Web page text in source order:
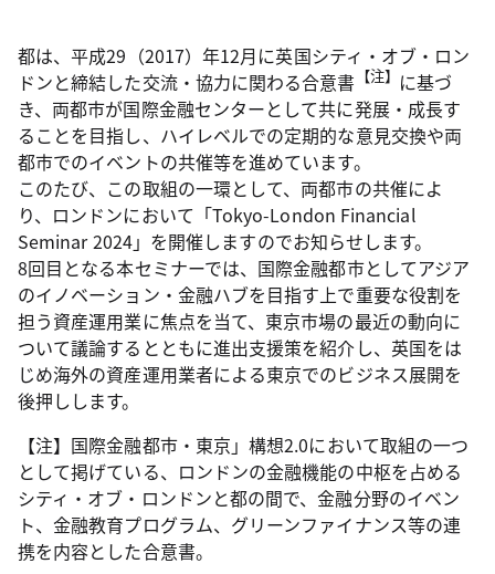
都は、平成29（2017）年12月に英国シティ・オブ・ロン
ドンと締結した交流・協力に関わる合意書 【注】 に基づ
き、両都市が国際金融センターとして共に発展・成長す
ることを目指し、ハイレベルでの定期的な意見交換や両
都市でのイベントの共催等を進めています。
このたび、この取組の一環として、両都市の共催によ
り、ロンドンにおいて「Tokyo-London Financial
Seminar 2024」を開催しますのでお知らせします。
8回目となる本セミナーでは、国際金融都市としてアジア
のイノベーション・金融ハブを目指す上で重要な役割を
担う資産運用業に焦点を当て、東京市場の最近の動向に
ついて議論するとともに進出支援策を紹介し、英国をは
じめ海外の資産運用業者による東京でのビジネス展開を
後押しします。
【注】国際金融都市・東京」構想2.0において取組の一つ
として掲げている、ロンドンの金融機能の中枢を占める
シティ・オブ・ロンドンと都の間で、金融分野のイベン
ト、金融教育プログラム、グリーンファイナンス等の連
携を内容とした合意書。